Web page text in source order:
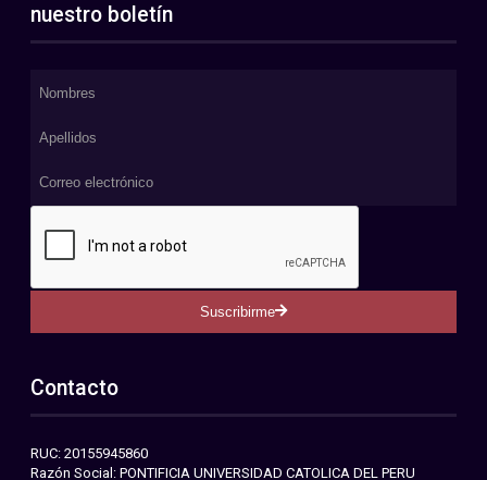
nuestro boletín
Suscribirme
Contacto
RUC: 20155945860
Razón Social: PONTIFICIA UNIVERSIDAD CATOLICA DEL PERU